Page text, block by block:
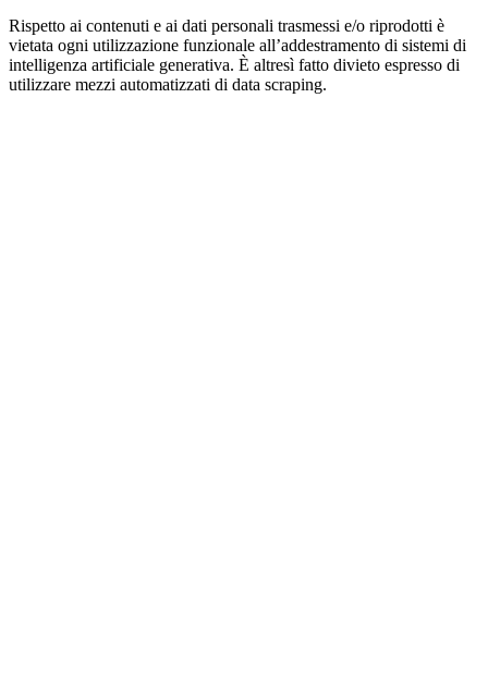
Rispetto ai contenuti e ai dati personali trasmessi e/o riprodotti è
vietata ogni utilizzazione funzionale all’addestramento di sistemi di
intelligenza artificiale generativa. È altresì fatto divieto espresso di
utilizzare mezzi automatizzati di data scraping.